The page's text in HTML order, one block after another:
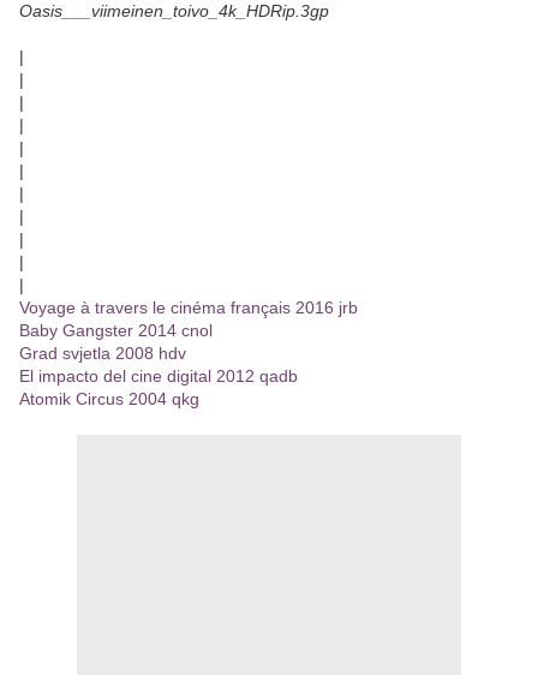
Oasis___viimeinen_toivo_4k_HDRip.3gp
|
|
|
|
|
|
|
|
|
|
|
Voyage à travers le cinéma français 2016 jrb
Baby Gangster 2014 cnol
Grad svjetla 2008 hdv
El impacto del cine digital 2012 qadb
Atomik Circus 2004 qkg